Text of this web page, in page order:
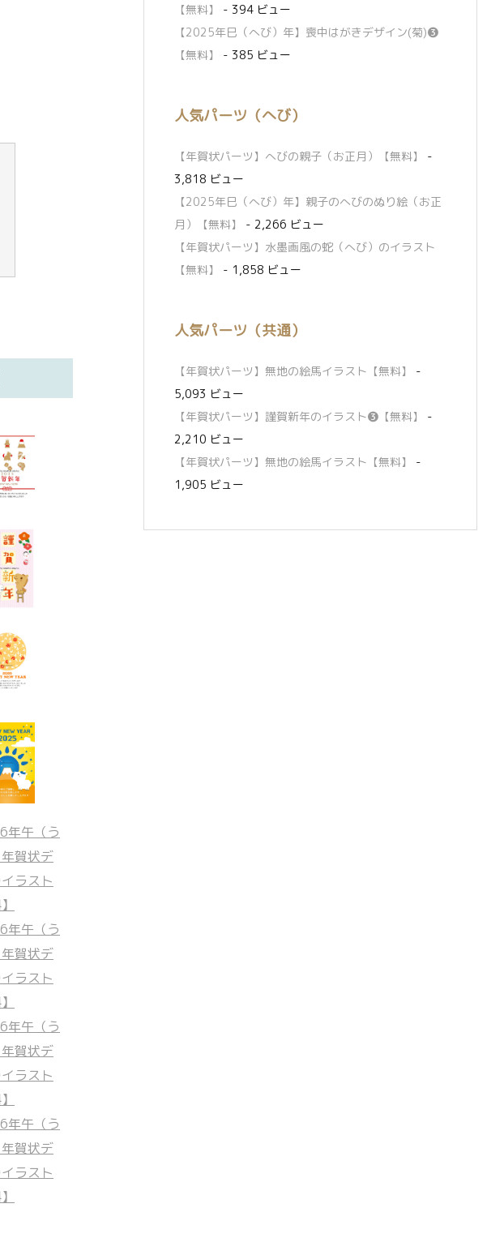
【無料】
- 394 ビュー
【2025年巳（へび）年】喪中はがきデザイン(菊)❸
【無料】
- 385 ビュー
人気パーツ（へび）
【年賀状パーツ】へびの親子（お正月）【無料】
-
3,818 ビュー
【2025年巳（へび）年】親子のへびのぬり絵（お正
月）【無料】
- 2,266 ビュー
【年賀状パーツ】水墨画風の蛇（へび）のイラスト
【無料】
- 1,858 ビュー
人気パーツ（共通）
【年賀状パーツ】無地の絵馬イラスト【無料】
-
5,093 ビュー
【年賀状パーツ】謹賀新年のイラスト❸【無料】
-
2,210 ビュー
【年賀状パーツ】無地の絵馬イラスト【無料】
-
1,905 ビュー